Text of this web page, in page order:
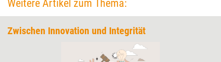
Weitere Artikel zum Thema:
Zwischen Innovation und Integrität